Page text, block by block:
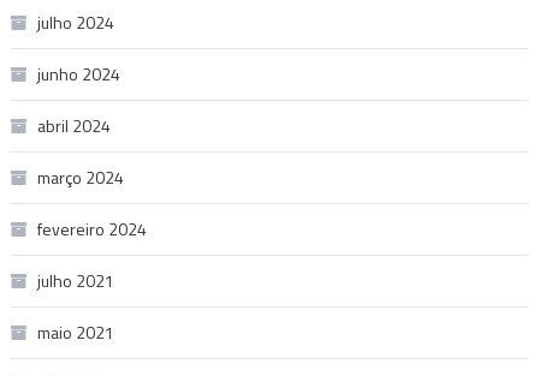
julho 2024
junho 2024
abril 2024
março 2024
fevereiro 2024
julho 2021
maio 2021